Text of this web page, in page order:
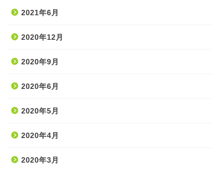
2021年6月
2020年12月
2020年9月
2020年6月
2020年5月
2020年4月
2020年3月